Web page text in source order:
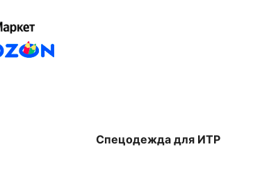
Спецодежда для ИТР